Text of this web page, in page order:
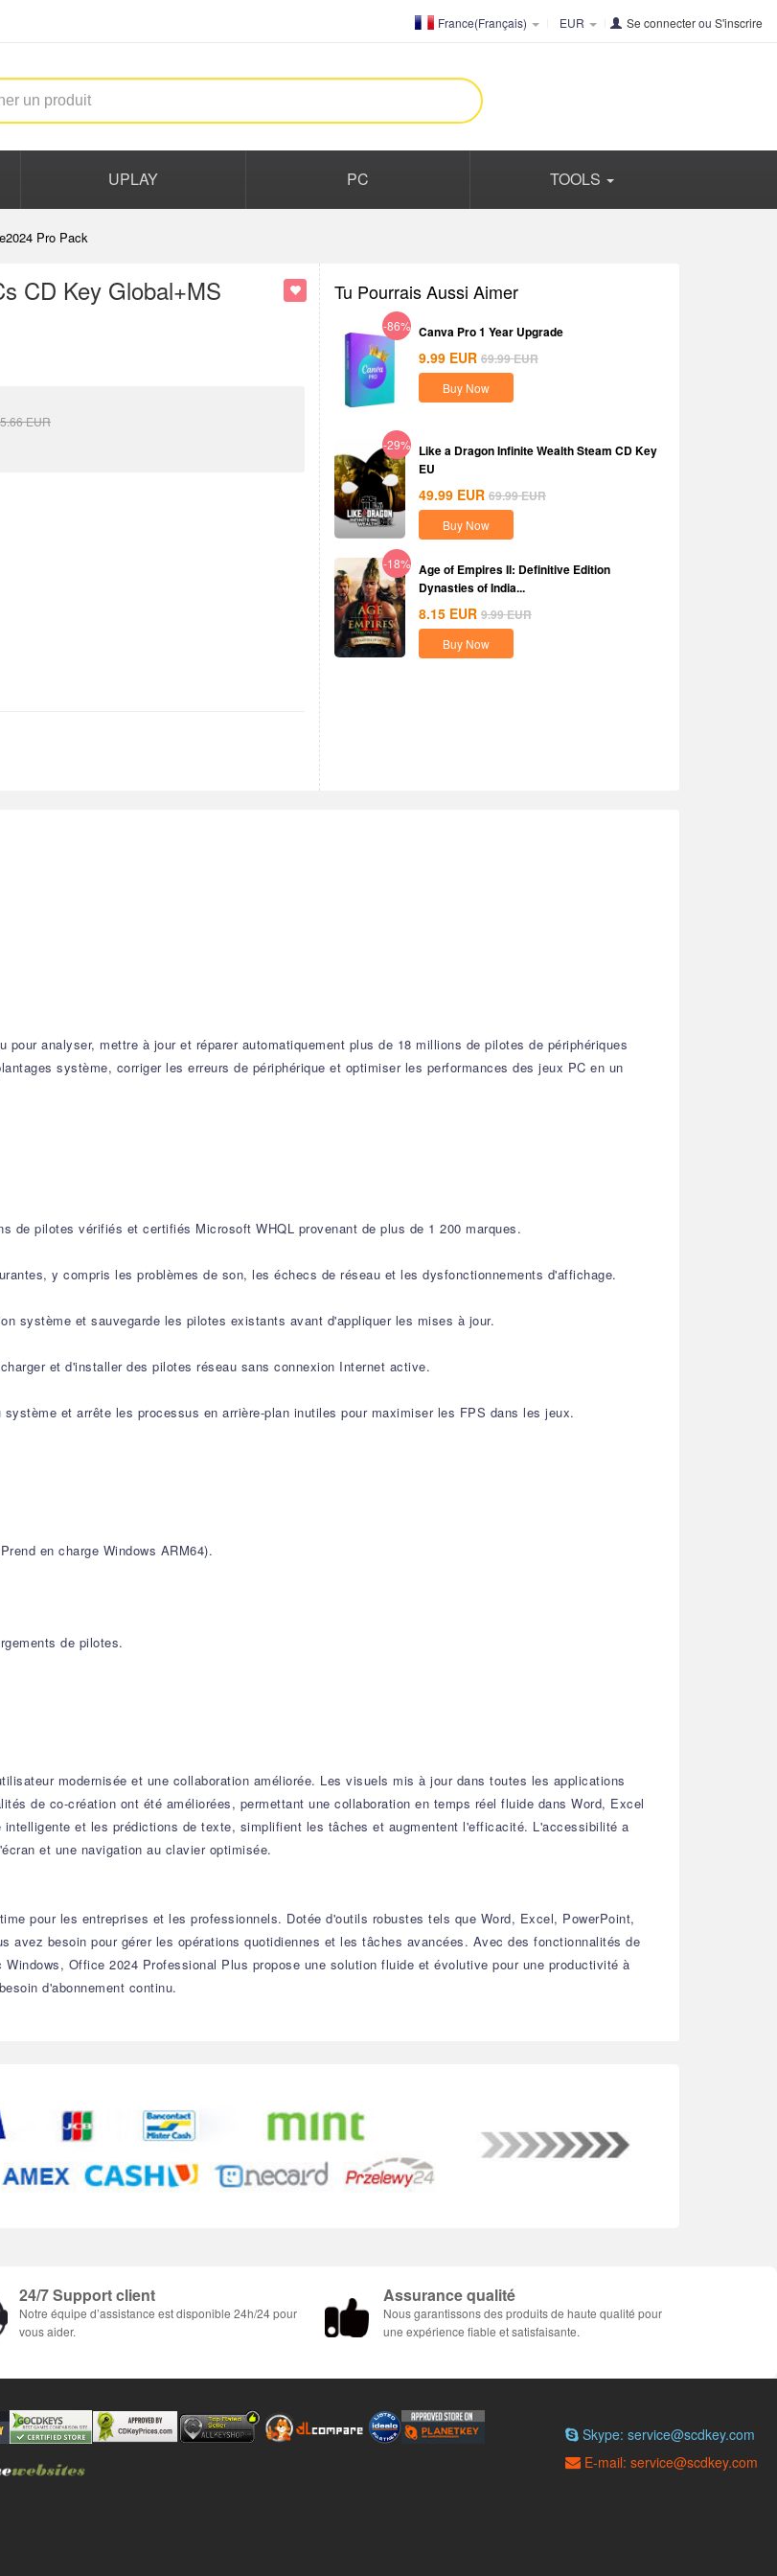
France(Français) EUR Se connecterou S'inscrire
UPLAY PC TOOLS
Pro Pack
CD Key Global+MS
EUR
Tu Pourrais Aussi Aimer
-86% Canva Pro 1 Year Upgrade
9.99 EUR 69.99EUR
Buy Now
-29% Like a Dragon Infinite Wealth Steam CD Key
EU
49.99 EUR 69.99EUR
Buy Now
-18% Age of Empires II: Definitive Edition
Dynasties of India...
8.15 EUR 9.99EUR
Buy Now
analyser, mettre à jour et réparer automatiquement plus de 18 millions de pilotes de périphériques
système, corriger les erreurs de périphérique et optimiser les performances des jeux PC en un
de pilotes vérifiés et certifiés Microsoft WHQL provenant de plus de 1 200 marques.
y compris les problèmes de son, les échecs de réseau et les dysfonctionnements d'affichage.
système et sauvegarde les pilotes existants avant d'appliquer les mises à jour.
et d'installer des pilotes réseau sans connexion Internet active.
et arrête les processus en arrière-plan inutiles pour maximiser les FPS dans les jeux.
en charge Windows ARM64).
de pilotes.
modernisée et une collaboration améliorée. Les visuels mis à jour dans toutes les applications
de co-création ont été améliorées, permettant une collaboration en temps réel fluide dans Word, Excel
et les prédictions de texte, simplifient les tâches et augmentent l'efficacité. L'accessibilité a
et une navigation au clavier optimisée.
pour les entreprises et les professionnels. Dotée d'outils robustes tels que Word, Excel, PowerPoint,
besoin pour gérer les opérations quotidiennes et les tâches avancées. Avec des fonctionnalités de
Office 2024 Professional Plus propose une solution fluide et évolutive pour une productivité à
d'abonnement continu.
24/7 Support client
Notre équipe d’assistance est disponible 24h/24 pour
vous aider.
Assurance qualité
Nous garantissons des produits de haute qualité pour
une expérience fiable et satisfaisante.
Skype: service@scdkey.com
E-mail: service@scdkey.com